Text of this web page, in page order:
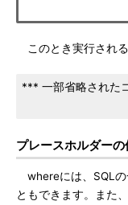
このとき実行される
*** 一部省略された
プレースホルダーの
whereには、SQLの
ともできます。また